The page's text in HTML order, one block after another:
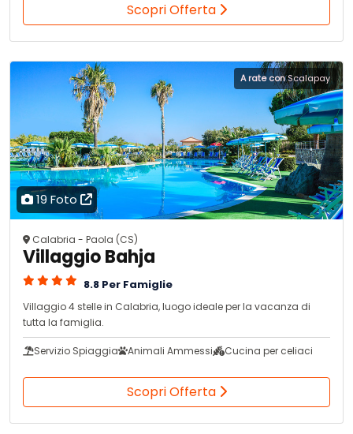
Scopri Offerta
19 Foto
A rate conScalapay
Calabria - Paola (CS)
Villaggio Bahja
8.8 Per Famiglie
Villaggio 4 stelle in Calabria, luogo ideale per la vacanza di
tutta la famiglia.
Servizio Spiaggia Animali Ammessi Cucina per celiaci
Scopri Offerta